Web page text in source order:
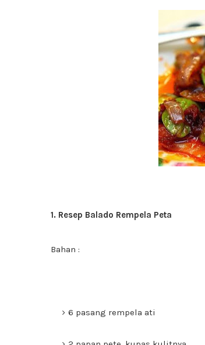
1. Resep Balado Rempela Peta
Bahan :
6 pasang rempela ati